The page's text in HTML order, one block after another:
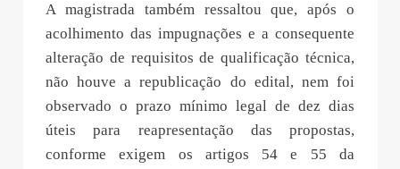
A magistrada também ressaltou que, após o
acolhimento das impugnações e a consequente
alteração de requisitos de qualificação técnica,
não houve a republicação do edital, nem foi
observado o prazo mínimo legal de dez dias
úteis para reapresentação das propostas,
conforme exigem os artigos 54 e 55 da